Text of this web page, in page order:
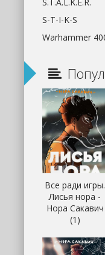
S-T-I-K-S
Warhammer
Все ради игры.
Лисья нора -
Нора Сакавич
(1)